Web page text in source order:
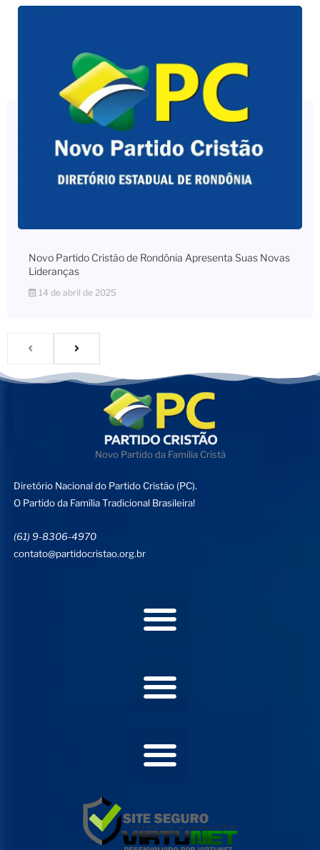
Novo Partido Cristão de Rondônia Apresenta Suas Novas
Lideranças
14 de abril de 2025
Novo Partido da Familia Cristã
Diretório Nacional do Partido Cristão (PC).
O Partido da Família Tradicional Brasileira!
(61) 9-8306-4970
contato@partidocristao.org.br